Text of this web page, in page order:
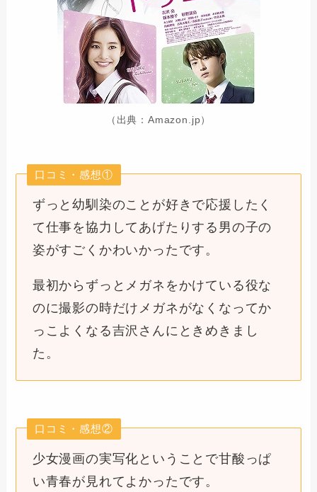
（出典：Amazon.jp）
口コミ・感想①
ずっと幼馴染のことが好きで応援したく
て仕事を協力してあげたりする男の子の
姿がすごくかわいかったです。
最初からずっとメガネをかけている役な
のに撮影の時だけメガネがなくなってか
っこよくなる吉沢さんにときめきまし
た。
口コミ・感想②
少女漫画の実写化ということで甘酸っぱ
い青春が見れてよかったです。